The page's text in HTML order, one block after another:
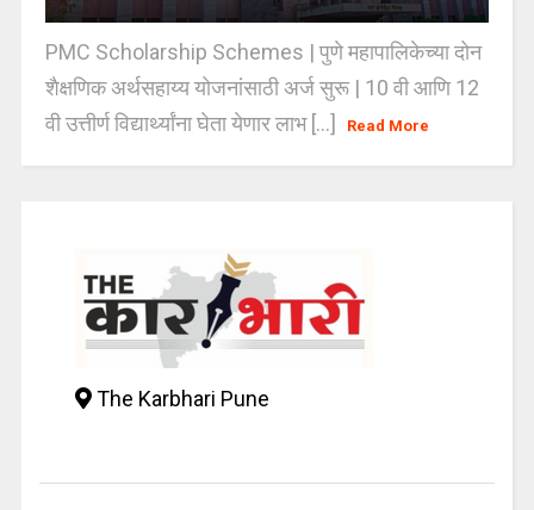
PMC Scholarship Schemes | पुणे महापालिकेच्या दोन
शैक्षणिक अर्थसहाय्य योजनांसाठी अर्ज सुरू | 10 वी आणि 12
वी उत्तीर्ण विद्यार्थ्यांना घेता येणार लाभ [...]
Read More
The Karbhari Pune